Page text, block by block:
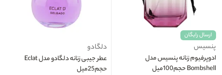
ارسال رایگان
پنسیس
ادوپرفیوم زنانه پنسیس مدل
Bombshell حجم100میل
دلگادو
عطر جیبی زنانه دلگادو مدل Eclat
حجم25میل